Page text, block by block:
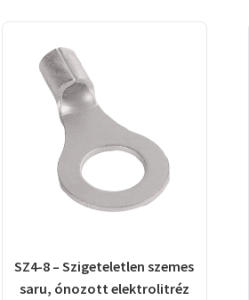
SZ4-8 – Szigeteletlen szemes
saru, ónozott elektrolitréz